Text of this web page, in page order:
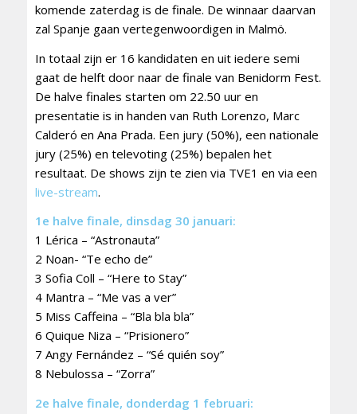
komende zaterdag is de finale. De winnaar daarvan
zal Spanje gaan vertegenwoordigen in Malmö.
In totaal zijn er 16 kandidaten en uit iedere semi
gaat de helft door naar de finale van Benidorm Fest.
De halve finales starten om 22.50 uur en
presentatie is in handen van Ruth Lorenzo, Marc
Calderó en Ana Prada. Een jury (50%), een nationale
jury (25%) en televoting (25%) bepalen het
resultaat. De shows zijn te zien via TVE1 en via een
live-stream.
1e halve finale, dinsdag 30 januari:
1 Lérica – “Astronauta”
2 Noan- “Te echo de”
3 Sofia Coll – “Here to Stay”
4 Mantra – “Me vas a ver”
5 Miss Caffeina – “Bla bla bla”
6 Quique Niza – “Prisionero”
7 Angy Fernández – “Sé quién soy”
8 Nebulossa – “Zorra”
2e halve finale, donderdag 1 februari: